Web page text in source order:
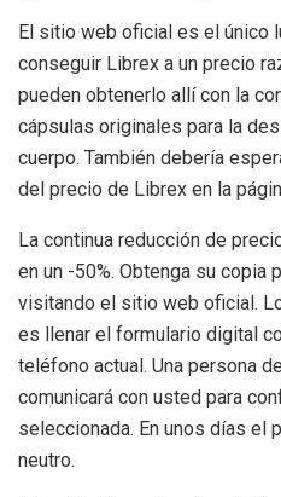
El sitio web oficial es el único
conseguir Librex a un precio
pueden obtenerlo allí con la
cápsulas originales para la
cuerpo. También debería
del precio de Librex en la
La continua reducción de
en un -50%. Obtenga su copia
visitando el sitio web oficial.
es llenar el formulario digital
teléfono actual. Una persona
comunicará con usted para
seleccionada. En unos días el
neutro.